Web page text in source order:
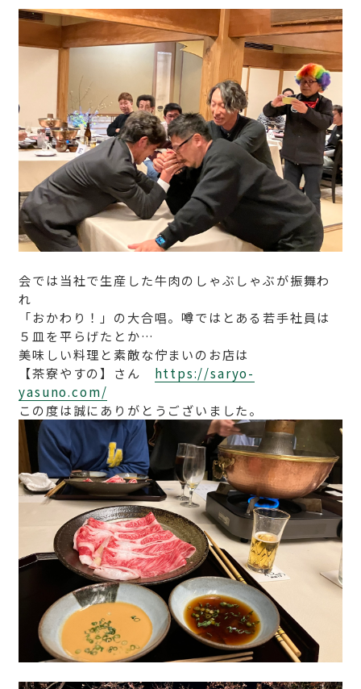
会では当社で生産した牛肉のしゃぶしゃぶが振舞わ
れ
「おかわり！」の大合唱。噂ではとある若手社員は
５皿を平らげたとか…
美味しい料理と素敵な佇まいのお店は
【茶寮やすの】さん https://saryo-
yasuno.com/
この度は誠にありがとうございました。